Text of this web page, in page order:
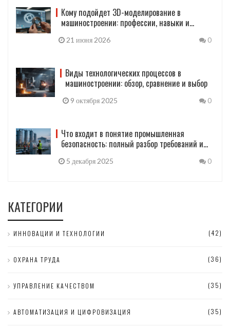
Кому подойдет 3D-моделирование в
машиностроении: профессии, навыки и
21 июня 2026 0
Виды технологических процессов в
машиностроении: обзор, сравнение и выбор
9 октября 2025 0
Что входит в понятие промышленная
безопасность: полный разбор требований и
5 декабря 2025 0
КАТЕГОРИИ
ИННОВАЦИИ И ТЕХНОЛОГИИ (42)
ОХРАНА ТРУДА (36)
УПРАВЛЕНИЕ КАЧЕСТВОМ (35)
АВТОМАТИЗАЦИЯ И ЦИФРОВИЗАЦИЯ (35)